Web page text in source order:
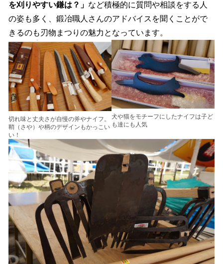
を刈りやすい鎌は？」 など積極的に質問や相談をする人
の姿も多く、鍛冶職人さんのアドバイスを聞くことがで
きるのも刃物まつりの魅力となっています。
切れ味と丈夫さが自慢の斧やナイフ。
鞘（さや）や柄のデザインもかっこい
い！
犬や猫をモチーフにしたナイフは子ど
も達にも人気